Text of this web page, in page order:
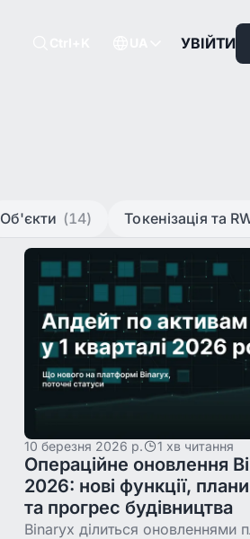
УВІЙТИ
Об'єкти (14) Токенізація та
10 березня 2026 р. 1 хв читання
Операційне оновлення
2026: нові функції,
та прогрес будівництва
Binaryx ділиться оновленнями